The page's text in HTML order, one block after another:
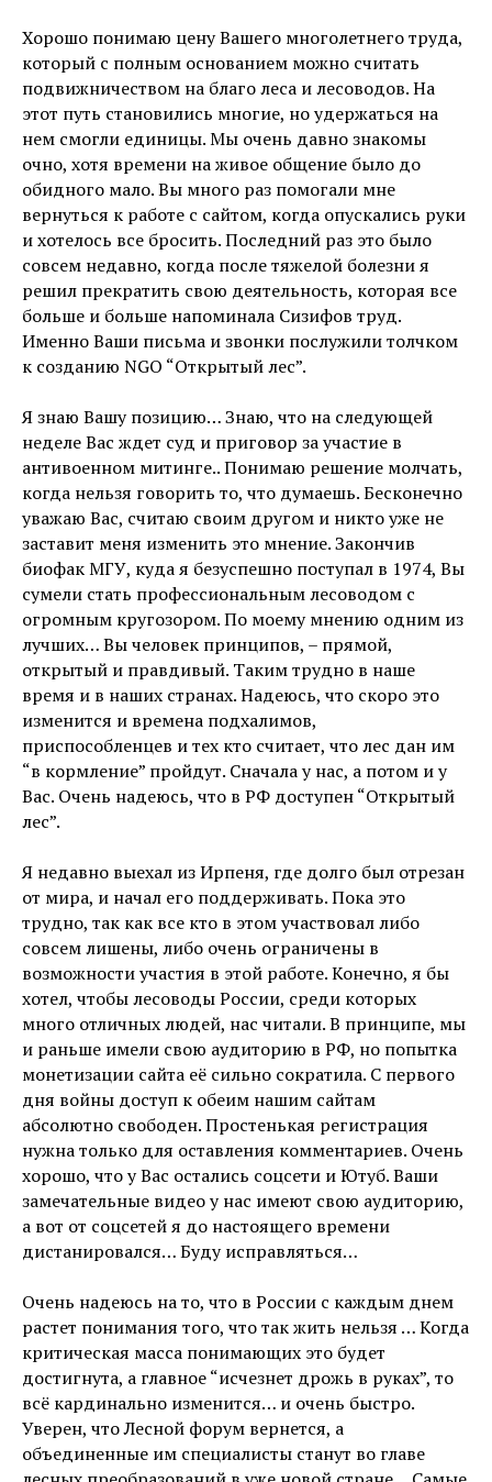
Хорошо понимаю цену Вашего многолетнего труда,
который с полным основанием можно считать
подвижничеством на благо леса и лесоводов. На
этот путь становились многие, но удержаться на
нем смогли единицы. Мы очень давно знакомы
очно, хотя времени на живое общение было до
обидного мало. Вы много раз помогали мне
вернуться к работе с сайтом, когда опускались руки
и хотелось все бросить. Последний раз это было
совсем недавно, когда после тяжелой болезни я
решил прекратить свою деятельность, которая все
больше и больше напоминала Сизифов труд.
Именно Ваши письма и звонки послужили толчком
к созданию NGO “Открытый лес”.
Я знаю Вашу позицию… Знаю, что на следующей
неделе Вас ждет суд и приговор за участие в
антивоенном митинге.. Понимаю решение молчать,
когда нельзя говорить то, что думаешь. Бесконечно
уважаю Вас, считаю своим другом и никто уже не
заставит меня изменить это мнение. Закончив
биофак МГУ, куда я безуспешно поступал в 1974, Вы
сумели стать профессиональным лесоводом с
огромным кругозором. По моему мнению одним из
лучших… Вы человек принципов, – прямой,
открытый и правдивый. Таким трудно в наше
время и в наших странах. Надеюсь, что скоро это
изменится и времена подхалимов,
приспособленцев и тех кто считает, что лес дан им
“в кормление” пройдут. Сначала у нас, а потом и у
Вас. Очень надеюсь, что в РФ доступен “Открытый
лес”.
Я недавно выехал из Ирпеня, где долго был отрезан
от мира, и начал его поддерживать. Пока это
трудно, так как все кто в этом участвовал либо
совсем лишены, либо очень ограничены в
возможности участия в этой работе. Конечно, я бы
хотел, чтобы лесоводы России, среди которых
много отличных людей, нас читали. В принципе, мы
и раньше имели свою аудиторию в РФ, но попытка
монетизации сайта её сильно сократила. С первого
дня войны доступ к обеим нашим сайтам
абсолютно свободен. Простенькая регистрация
нужна только для оставления комментариев. Очень
хорошо, что у Вас остались соцсети и Ютуб. Ваши
замечательные видео у нас имеют свою аудиторию,
а вот от соцсетей я до настоящего времени
дистанировался… Буду исправляться…
Очень надеюсь на то, что в России с каждым днем
растет понимания того, что так жить нельзя … Когда
критическая масса понимающих это будет
достигнута, а главное “исчезнет дрожь в руках”, то
всё кардинально изменится… и очень быстро.
Уверен, что Лесной форум вернется, а
объединенные им специалисты станут во главе